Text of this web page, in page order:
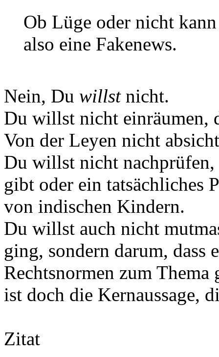
Ob Lüge oder nicht
also eine Fakenews.
Nein, Du willstnicht.
Du willst nicht einräumen,
Von der Leyen nicht
Du willst nicht nachprüfen,
gibt oder ein tatsächliches
von indischen Kindern.
Du willst auch nicht
ging, sondern darum, dass
Rechtsnormen zum
ist doch die Kernaussage,
Zitat